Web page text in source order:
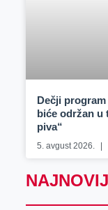
Dečji
biće održan u
piva“
5. avgust 2026.